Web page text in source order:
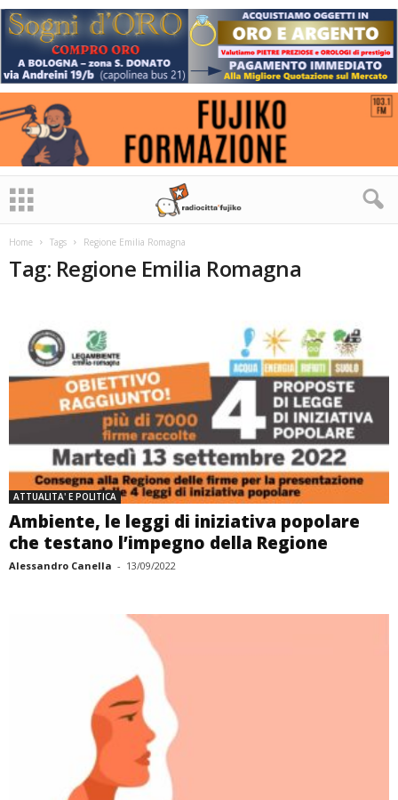
Home Tags Regione Emilia Romagna
Tag: Regione Emilia Romagna
ATTUALITA' E POLITICA
Ambiente, le leggi di iniziativa popolare
che testano l’impegno della Regione
Alessandro Canella - 13/09/2022